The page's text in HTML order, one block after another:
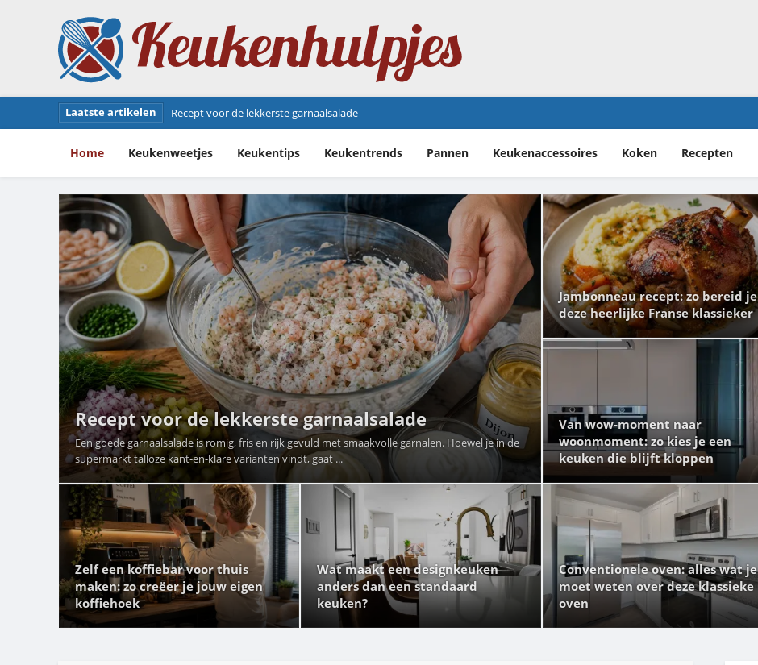
Laatste artikelen Jambonneau recept: zo bereid je deze heerlijke Franse klassieker
Home Keukenweetjes Keukentips Keukentrends Pannen Keukenaccessoires Koken Recepten
Recept voor de lekkerste garnaalsalade
Een goede garnaalsalade is romig, fris en rijk gevuld met smaakvolle garnalen. Hoewel je in de
supermarkt talloze kant-en-klare varianten vindt, gaat ...
Jambonneau recept: zo bereid je
deze heerlijke Franse klassieker
Van wow-moment naar
woonmoment: zo kies je een
keuken die blijft kloppen
Zelf een koffiebar voor thuis
maken: zo creëer je jouw eigen
koffiehoek
Wat maakt een designkeuken
anders dan een standaard
keuken?
Conventionele oven: alles wat je
moet weten over deze klassieke
oven